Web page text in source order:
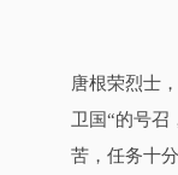
唐根荣烈士
卫国“的号召
苦，任务十